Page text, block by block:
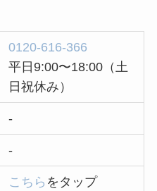
約期間が過ぎた場合
どうなる？
レミノの解約方法ま
とめ！最短手続きや
ベストタイミングを
ユンス美容液の解約
0120-616-366
平日9:00〜18:00（土
日祝休み）
-
-
こちら をタップ